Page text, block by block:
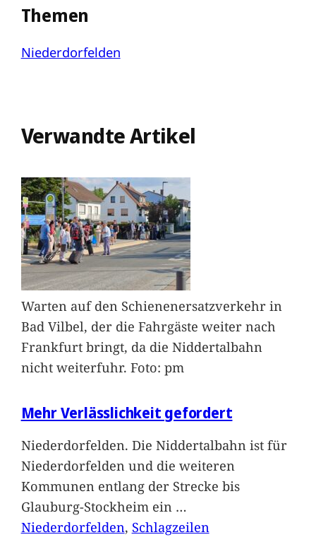
Themen
Niederdorfelden
Verwandte Artikel
Warten auf den Schienenersatzverkehr in
Bad Vilbel, der die Fahrgäste weiter nach
Frankfurt bringt, da die Niddertalbahn
nicht weiterfuhr. Foto: pm
Mehr Verlässlichkeit gefordert
Niederdorfelden. Die Niddertalbahn ist für
Niederdorfelden und die weiteren
Kommunen entlang der Strecke bis
Glauburg-Stockheim ein …
Niederdorfelden, Schlagzeilen